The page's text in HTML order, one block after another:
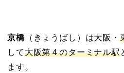
京橋（きょうばし）は大阪・
して大阪第４のターミナル駅
ます。